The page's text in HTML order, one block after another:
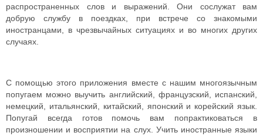
распространенных слов и выражений. Они сослужат вам
добрую службу в поездках, при встрече со знакомыми
иностранцами, в чрезвычайных ситуациях и во многих других
случаях.
С помощью этого приложения вместе с нашим многоязычным
попугаем можно выучить английский, французский, испанский,
немецкий, итальянский, китайский, японский и корейский язык.
Попугай всегда готов помочь вам попрактиковаться в
произношении и восприятии на слух. Учить иностранные языки